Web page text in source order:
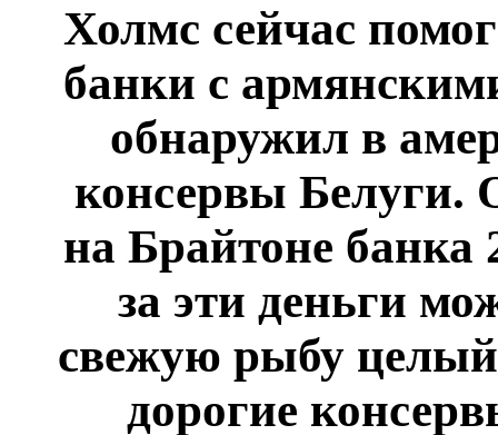
Холмс сейчас
банки с
обнаружил в
консервы Белуги.
на Брайтоне банка
за эти деньги
свежую рыбу целый
дорогие